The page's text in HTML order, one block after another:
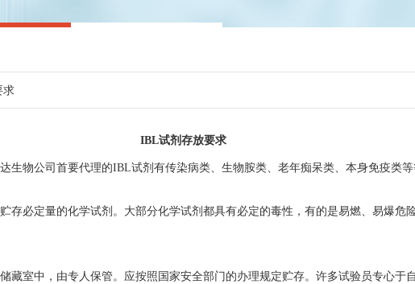
求
IBL试剂存放要求
生物公司首要代理的IBL试剂有传染病类、生物胺类、老年痴呆类、本身免疫类等
必定量的化学试剂。大部分化学试剂都具有必定的毒性，有的是易燃、易爆危
室中，由专人保管。应按照国家安全部门的办理规定贮存。许多试验员专心于